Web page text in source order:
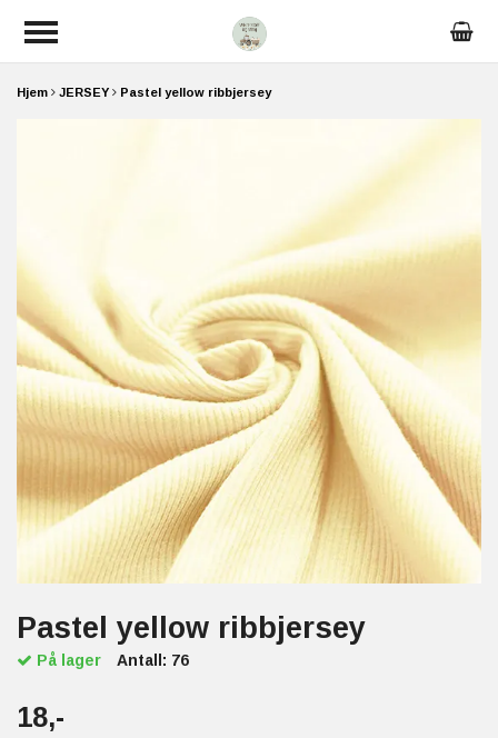
Hjem JERSEY Pastel yellow ribbjersey
Pastel yellow ribbjersey
På lager Antall: 76
18,-